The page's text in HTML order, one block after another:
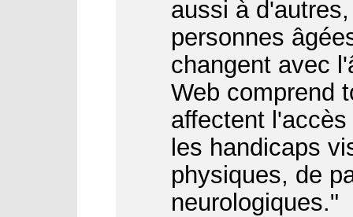
aussi à
personnes
changent avec
Web comprend
affectent
les handicaps
physiques, de
neurologiques."